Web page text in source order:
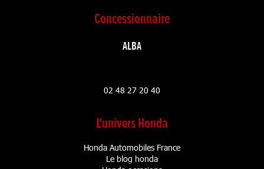
Concessionnaire
ALBA
02 48 27 20 40
L'univers Honda
Honda Automobiles France
Le blog honda